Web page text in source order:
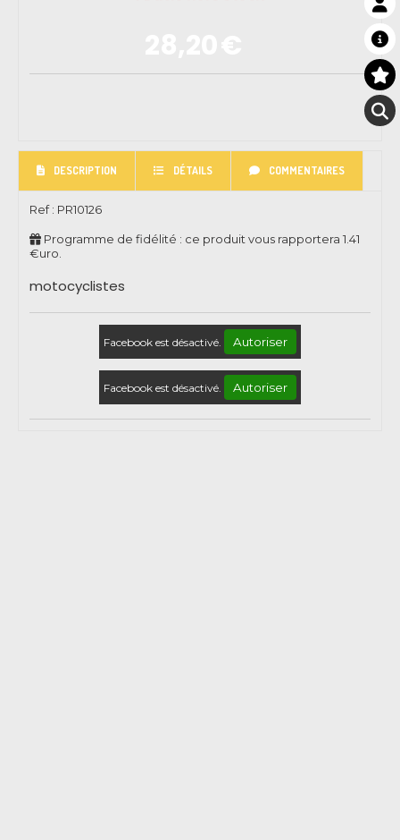
DESCRIPTION DÉTAILS COMMENTAIRES
Ref : PR10126
Programme de fidélité : ce produit vous rapportera 1.41
€uro.
motocyclistes
Facebook est désactivé. Autoriser
Facebook est désactivé. Autoriser